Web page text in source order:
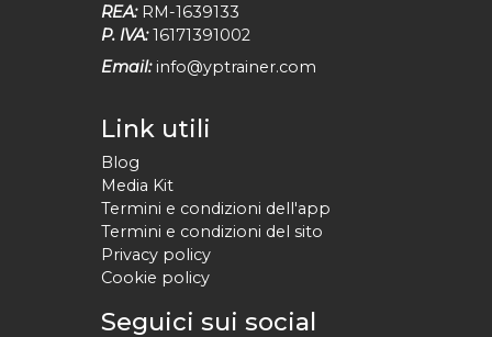
REA: RM-1639133
P. IVA: 16171391002
Email: info@yptrainer.com
Link utili
Blog
Media Kit
Termini e condizioni dell'app
Termini e condizioni del sito
Privacy policy
Cookie policy
Seguici sui social